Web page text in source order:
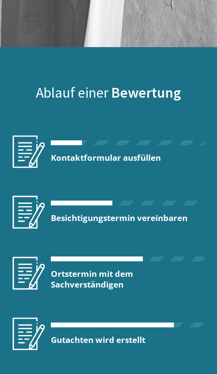
Ablauf einer Bewertung
Kontaktformular ausfüllen
Besichtigungstermin vereinbaren
Ortstermin mit dem
Sachverständigen
Gutachten wird erstellt